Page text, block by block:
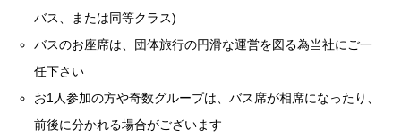
バス、または同等クラス)
バスのお座席は、団体旅行の円滑な運営を図る為当社にご一
任下さい
お1人参加の方や奇数グループは、バス席が相席になったり、
前後に分かれる場合がございます